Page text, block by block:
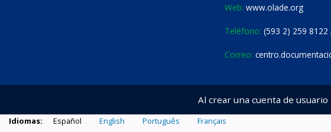
Web: www.olade.org
Teléfono: (593 2) 259 8122
Correo:
Al crear una cuenta de
Idiomas: Español English Português Français